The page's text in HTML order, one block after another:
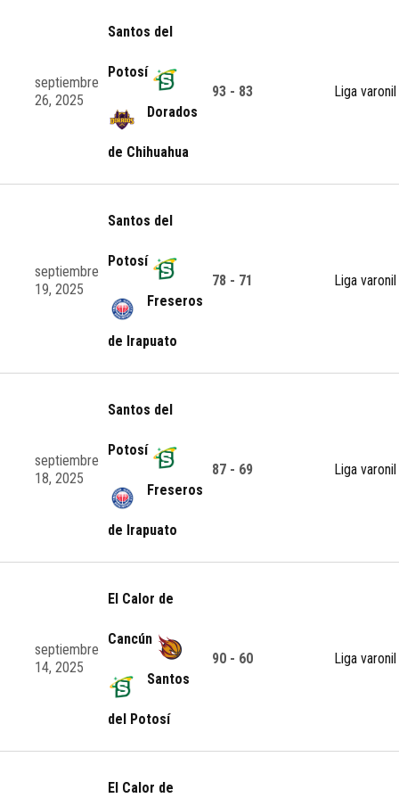
septiembre
26, 2025
Santos del
Potosí
Dorados
de Chihuahua
93 - 83 Liga varonil
septiembre
19, 2025
Santos del
Potosí
Freseros
de Irapuato
78 - 71 Liga varonil
septiembre
18, 2025
Santos del
Potosí
Freseros
de Irapuato
87 - 69 Liga varonil
septiembre
14, 2025
El Calor de
Cancún
Santos
del Potosí
90 - 60 Liga varonil
El Calor de